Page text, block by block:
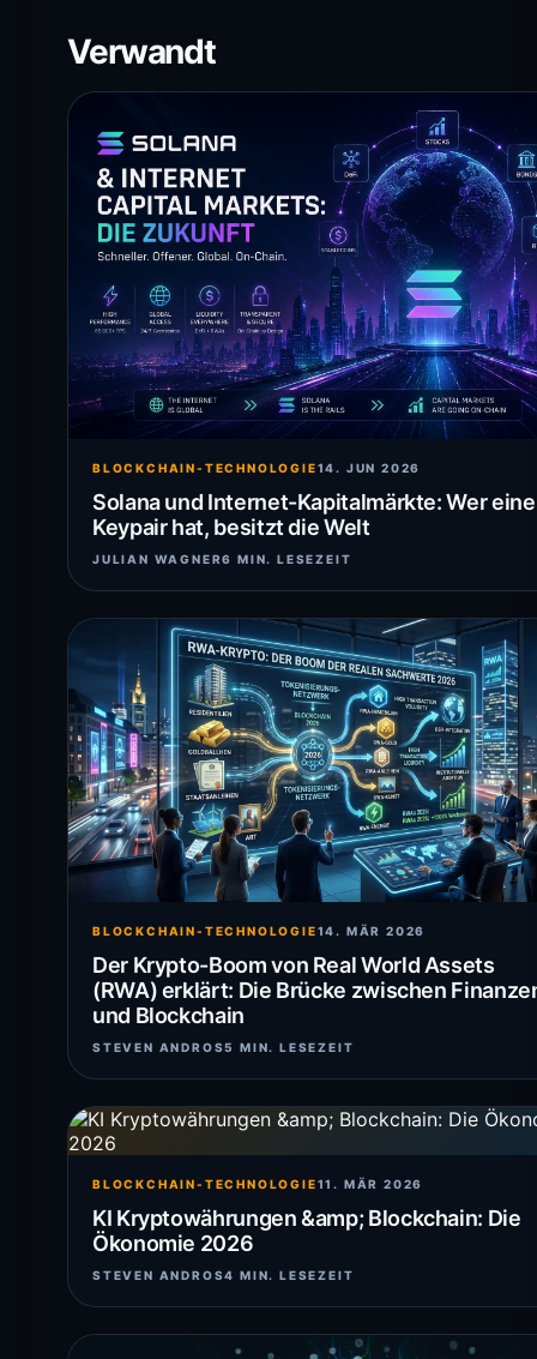
Verwandt
BLOCKCHAIN-TECHNOLOGIE14. JUN 2026
Solana und Internet-Kapitalmärkte: Wer
Keypair hat, besitzt die Welt
JULIAN WAGNER6 MIN. LESEZEIT
BLOCKCHAIN-TECHNOLOGIE14. MÄR 2026
Der Krypto-Boom von Real World Assets
(RWA) erklärt: Die Brücke zwischen
und Blockchain
STEVEN ANDROS5 MIN. LESEZEIT
BLOCKCHAIN-TECHNOLOGIE11. MÄR 2026
KI Kryptowährungen &amp; Blockchain: Die
Ökonomie 2026
STEVEN ANDROS4 MIN. LESEZEIT